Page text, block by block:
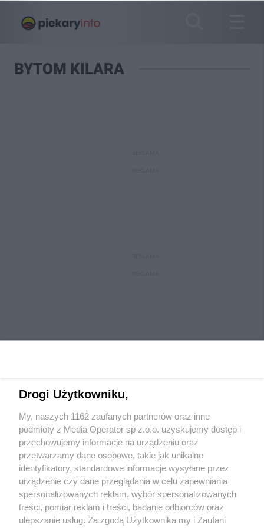
BYTOM KILARA
Wydawca mediówlokalnych
Nie zapomnij
zapoznać się z:
polityką prywatności regulamin korzystania z portali
Twojemiasto Skontaktuj się z nami
Drogi Użytkowniku,
My, naszych 1162 zaufanych partnerów oraz inne
podmioty z Media Operator sp z.o.o. uzyskujemy dostęp i
przechowujemy informacje na urządzeniu oraz
przetwarzamy dane osobowe, takie jak unikalne
identyfikatory, standardowe informacje wysyłane przez
urządzenie czy dane przeglądania w celu zapewniania
spersonalizowanych reklam, wybór spersonalizowanych
treści, pomiar reklam i treści, badanie odbiorców oraz
ulepszanie usług. Za zgodą Użytkownika my i Zaufani